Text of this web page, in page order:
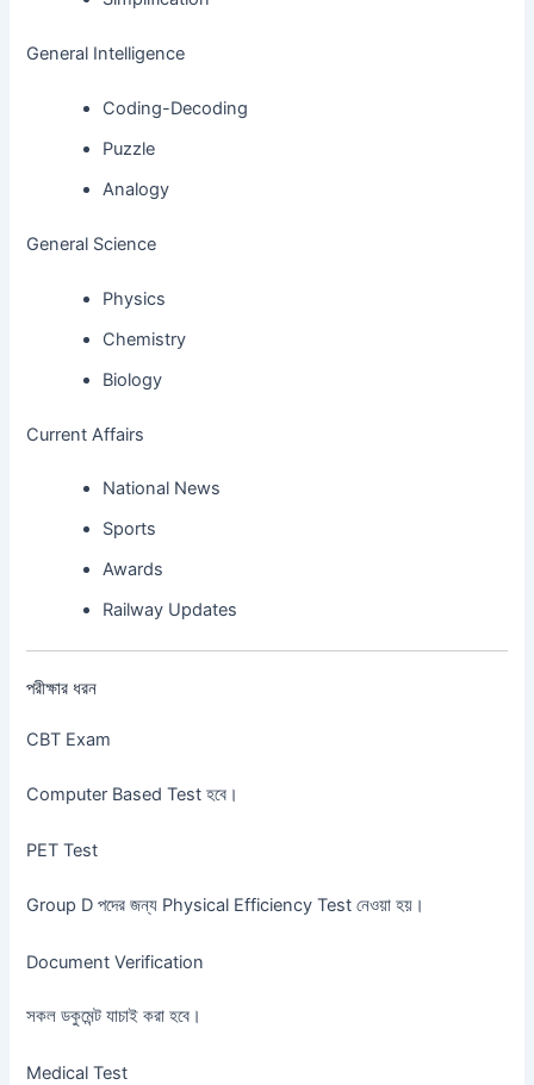
General Intelligence
Coding-Decoding
Puzzle
Analogy
General Science
Physics
Chemistry
Biology
Current Affairs
National News
Sports
Awards
Railway Updates
পরীক্ষার ধরন
CBT Exam
Computer Based Test হবে।
PET Test
Group D পদের জন্য Physical Efficiency Test নেওয়া হয়।
Document Verification
সকল ডকুমেন্ট যাচাই করা হবে।
Medical Test